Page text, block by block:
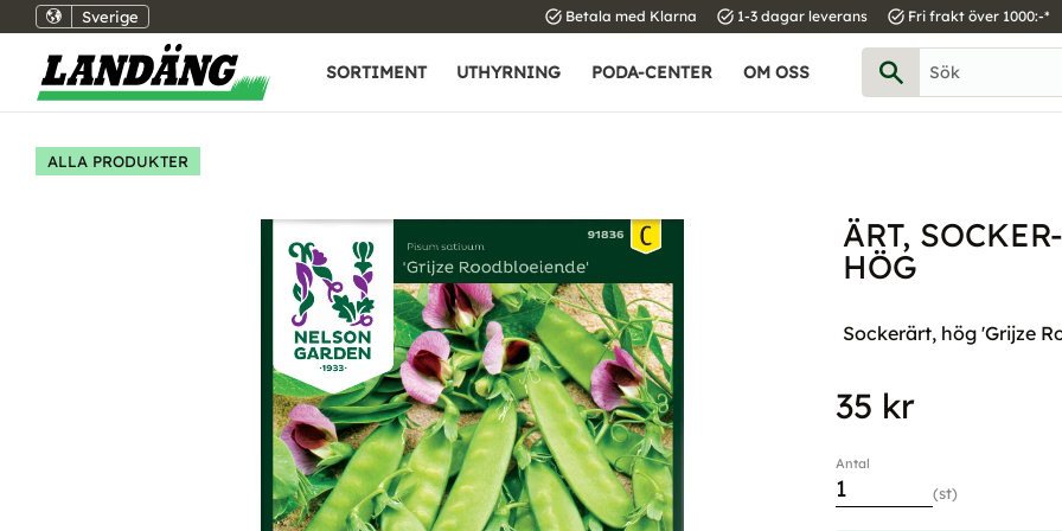
Sverige task_alt Betala med Klarna task_alt 1-3 dagar leverans task_alt Fri frakt över 1000:-*
SORTIMENT UTHYRNING PODA-CENTER OM OSS
ALLA PRODUKTER
ÄRT,
HÖG
Sockerärt, hög 'Grijze
35 kr
Antal
st